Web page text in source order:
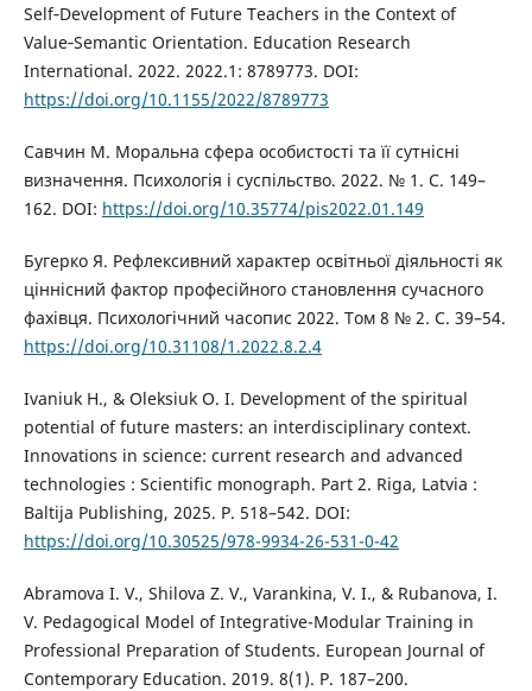
Self‐Development of Future Teachers in the Context of
Value‐Semantic Orientation. Education Research
International. 2022. 2022.1: 8789773. DOI:
https://doi.org/10.1155/2022/8789773
Савчин M. Моральна сфера особистості та її сутнісні
визначення. Психологія і суспільство. 2022. № 1. С. 149–
162. DOI: https://doi.org/10.35774/pis2022.01.149
Бугерко Я. Рефлексивний характер освітньої діяльності як
ціннісний фактор професійного становлення сучасного
фахівця. Психологічний часопис 2022. Том 8 № 2. С. 39–54.
https://doi.org/10.31108/1.2022.8.2.4
Ivaniuk H., & Oleksiuk O. І. Development of the spiritual
potential of future masters: an interdisciplinary context.
Innovations in science: current research and advanced
technologies : Scientific monograph. Part 2. Riga, Latvia :
Baltija Publishing, 2025. Р. 518–542. DOI:
https://doi.org/10.30525/978-9934-26-531-0-42
Abramova I. V., Shilova Z. V., Varankina, V. I., & Rubanova, I.
V. Pedagogical Model of Integrative-Modular Training in
Professional Preparation of Students. European Journal of
Contemporary Education. 2019. 8(1). Р. 187–200.